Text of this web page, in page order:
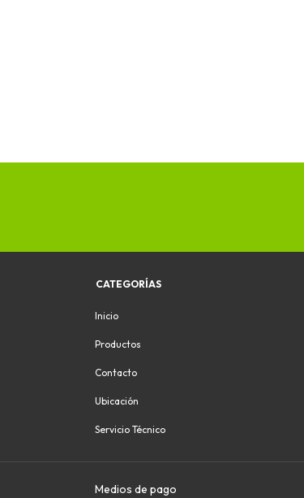
CATEGORÍAS
Inicio
Productos
Contacto
Ubicación
Servicio Técnico
Medios de pago